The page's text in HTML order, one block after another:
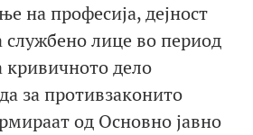
на професија, дејност
лице во период
кривичното дело
за противзаконито
од Основно јавно